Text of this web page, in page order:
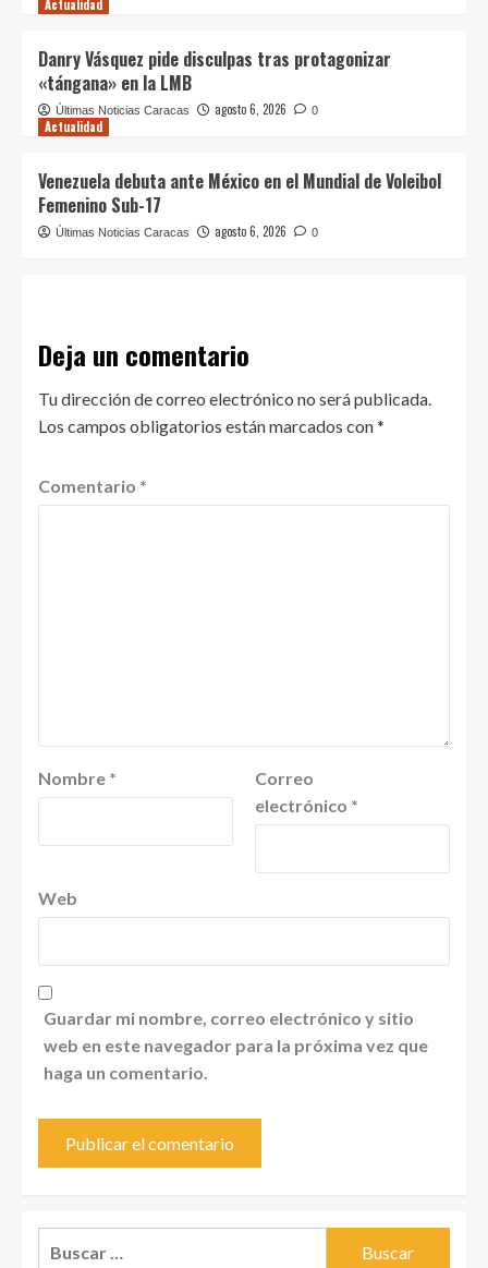
Actualidad
Danry Vásquez pide disculpas tras protagonizar
«tángana» en la LMB
Últimas Noticias Caracas agosto 6, 2026 0
Actualidad
Venezuela debuta ante México en el Mundial de Voleibol
Femenino Sub-17
Últimas Noticias Caracas agosto 6, 2026 0
Deja un comentario
Tu dirección de correo electrónico no será publicada.
Los campos obligatorios están marcados con*
Comentario *
Nombre *
Correo
electrónico *
Web
Guardar mi nombre, correo electrónico y sitio
web en este navegador para la próxima vez que
haga un comentario.